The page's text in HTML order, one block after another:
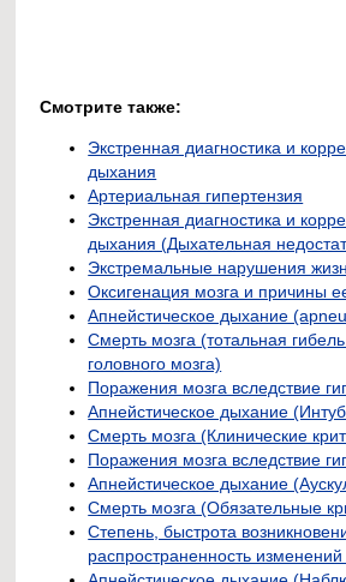
Смотрите также:
Экстренная диагностика и
дыхания
Артериальная гипертензия
Экстренная диагностика и
дыхания (Дыхательная
Экстремальные нарушения
Оксигенация мозга и причины
Апнейстическое дыхание
Смерть мозга (тотальная гибель
головного мозга)
Поражения мозга вследствие
Апнейстическое дыхание
Смерть мозга (Клинические
Поражения мозга вследствие
Апнейстическое дыхание
Смерть мозга (Обязательные
Степень, быстрота
распространенность